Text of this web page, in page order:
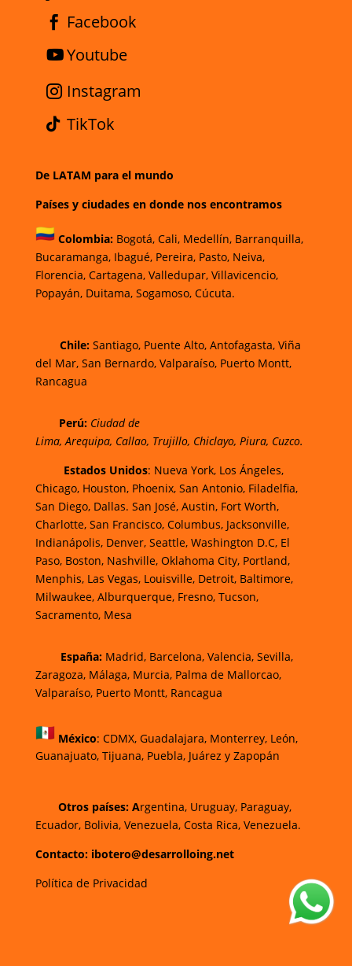
Facebook
Youtube
Instagram
TikTok
De LATAM para el mundo
Países y ciudades en donde nos encontramos
Colombia: Bogotá,Cali, Medellín, Barranquilla,
Bucaramanga,Ibagué,Pereira,Pasto, Neiva,
Florencia, Cartagena, Valledupar, Villavicencio,
Popayán, Duitama, Sogamoso, Cúcuta.
Chile:Santiago, Puente Alto, Antofagasta, Viña
del Mar, San Bernardo, Valparaíso, Puerto Montt,
Rancagua
Perú: Ciudad de
Lima, Arequipa, Callao, Trujillo, Chiclayo, Piura, Cuzco.
Estados Unidos: Nueva York, Los Ángeles,
Chicago, Houston, Phoenix, San Antonio, Filadelfia,
San Diego, Dallas. San José, Austin, Fort Worth,
Charlotte, San Francisco, Columbus, Jacksonville,
Indianápolis, Denver, Seattle, Washington D.C, El
Paso, Boston, Nashville, Oklahoma City, Portland,
Menphis, Las Vegas, Louisville, Detroit, Baltimore,
Milwaukee, Alburquerque, Fresno, Tucson,
Sacramento, Mesa
España: Madrid, Barcelona, Valencia, Sevilla,
Zaragoza, Málaga, Murcia, Palma de Mallorcao,
Valparaíso, Puerto Montt, Rancagua
México: CDMX, Guadalajara, Monterrey, León,
Guanajuato, Tijuana, Puebla, Juárez y Zapopán
Otros países: Argentina, Uruguay, Paraguay,
Ecuador, Bolivia, Venezuela, Costa Rica, Venezuela.
Contacto: ibotero@desarrolloing.net
Política de Privacidad
w